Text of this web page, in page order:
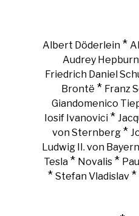
Albert Döderlein*
Audrey Hepburn
Friedrich Daniel
Brontë * Franz
Giandomenico
Iosif Ivanovici *
von Sternberg *
Ludwig II. von Bayern
Tesla * Novalis *
* Stefan Vladislav *